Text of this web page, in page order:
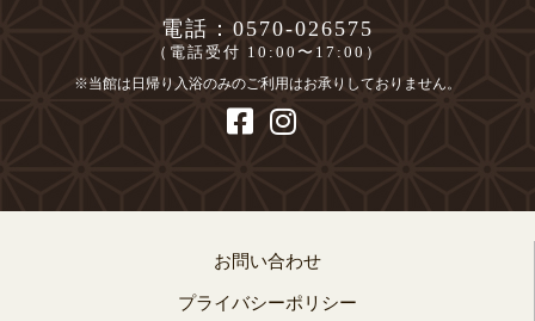
電話：0570-026575
（電話受付 10:00〜17:00）
※当館は日帰り入浴のみのご利用はお承りしておりません。
お問い合わせ
プライバシーポリシー